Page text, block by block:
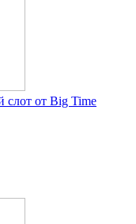
от Big Time